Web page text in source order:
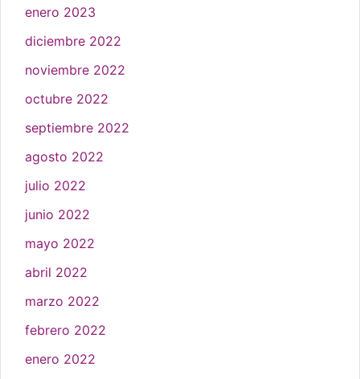
enero 2023
diciembre 2022
noviembre 2022
octubre 2022
septiembre 2022
agosto 2022
julio 2022
junio 2022
mayo 2022
abril 2022
marzo 2022
febrero 2022
enero 2022